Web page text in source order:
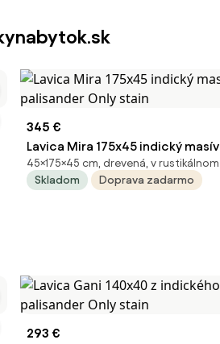
345 €
Lavica Mira 175x45 indický masív
palisander Only stain
45×175×45 cm, drevená, v
Skladom
Doprava zadarmo
293 €